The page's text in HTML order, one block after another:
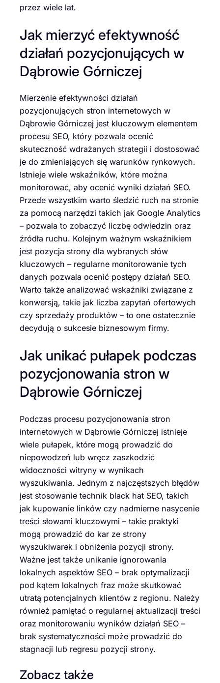
przez wiele lat.
Jak mierzyć efektywność
działań pozycjonujących w
Dąbrowie Górniczej
Mierzenie efektywności działań
pozycjonujących stron internetowych w
Dąbrowie Górniczej jest kluczowym elementem
procesu SEO, który pozwala ocenić
skuteczność wdrażanych strategii i dostosować
je do zmieniających się warunków rynkowych.
Istnieje wiele wskaźników, które można
monitorować, aby ocenić wyniki działań SEO.
Przede wszystkim warto śledzić ruch na stronie
za pomocą narzędzi takich jak Google Analytics
– pozwala to zobaczyć liczbę odwiedzin oraz
źródła ruchu. Kolejnym ważnym wskaźnikiem
jest pozycja strony dla wybranych słów
kluczowych – regularne monitorowanie tych
danych pozwala ocenić postępy działań SEO.
Warto także analizować wskaźniki związane z
konwersją, takie jak liczba zapytań ofertowych
czy sprzedaży produktów – to one ostatecznie
decydują o sukcesie biznesowym firmy.
Jak unikać pułapek podczas
pozycjonowania stron w
Dąbrowie Górniczej
Podczas procesu pozycjonowania stron
internetowych w Dąbrowie Górniczej istnieje
wiele pułapek, które mogą prowadzić do
niepowodzeń lub wręcz zaszkodzić
widoczności witryny w wynikach
wyszukiwania. Jednym z najczęstszych błędów
jest stosowanie technik black hat SEO, takich
jak kupowanie linków czy nadmierne nasycenie
treści słowami kluczowymi – takie praktyki
mogą prowadzić do kar ze strony
wyszukiwarek i obniżenia pozycji strony.
Ważne jest także unikanie ignorowania
lokalnych aspektów SEO – brak optymalizacji
pod kątem lokalnych fraz może skutkować
utratą potencjalnych klientów z regionu. Należy
również pamiętać o regularnej aktualizacji treści
oraz monitorowaniu wyników działań SEO –
brak systematyczności może prowadzić do
stagnacji lub regresu pozycji strony.
Zobacz także